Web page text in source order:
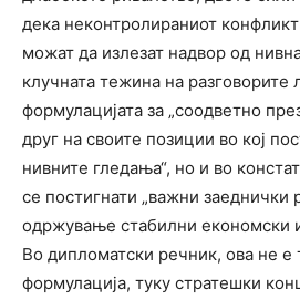
дека неконтролираниот
можат да излезат надвор од
клучната тежина на разговорите
формулацијата за „соодветно
друг на своите позиции во кој
нивните гледања“, но и во
се постигнати „важни заеднички
одржување стабилни економски и
Во дипломатски речник, ова не е
формулација, туку стратешки